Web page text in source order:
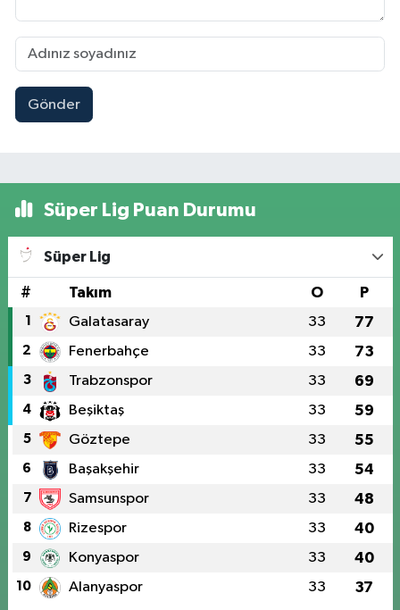
Gönder
Süper Lig Puan Durumu
Süper Lig
# Takım O P
1 Galatasaray 33 77
2 Fenerbahçe 33 73
3 Trabzonspor 33 69
4 Beşiktaş 33 59
5 Göztepe 33 55
6 Başakşehir 33 54
7 Samsunspor 33 48
8 Rizespor 33 40
9 Konyaspor 33 40
10 Alanyaspor 33 37